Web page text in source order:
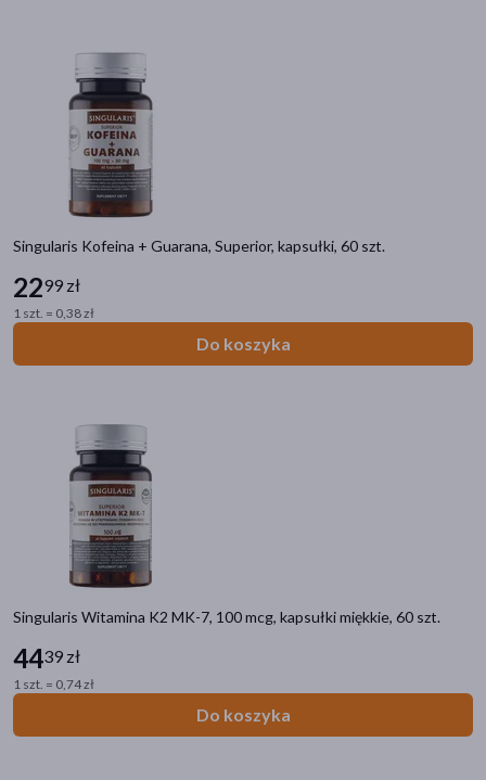
Singularis Kofeina + Guarana, Superior, kapsułki, 60 szt.
2299 zł
1 szt. = 0,38 zł
Do koszyka
Singularis Witamina K2 MK-7, 100 mcg, kapsułki miękkie, 60 szt.
4439 zł
1 szt. = 0,74 zł
Do koszyka